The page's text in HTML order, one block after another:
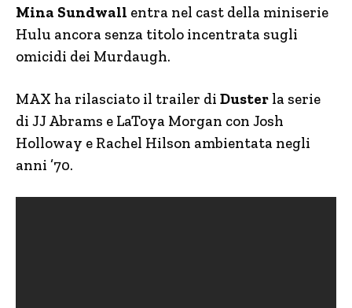
Mina Sundwall entra nel cast della miniserie
Hulu ancora senza titolo incentrata sugli
omicidi dei Murdaugh.
MAX ha rilasciato il trailer di Duster la serie
di JJ Abrams e LaToya Morgan con Josh
Holloway e Rachel Hilson ambientata negli
anni ’70.